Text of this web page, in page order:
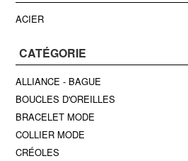
ACIER
CATÉGORIE
ALLIANCE - BAGUE
BOUCLES D'OREILLES
BRACELET MODE
COLLIER MODE
CRÉOLES